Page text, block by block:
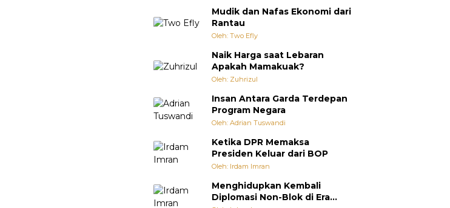
Mudik dan Nafas Ekonomi dari
Rantau
Oleh: Two Efly
Naik Harga saat Lebaran
Apakah Mamakuak?
Oleh: Zuhrizul
Insan Antara Garda Terdepan
Program Negara
Oleh: Adrian Tuswandi
Ketika DPR Memaksa
Presiden Keluar dari BOP
Oleh: Irdam Imran
Menghidupkan Kembali
Diplomasi Non-Blok di Era